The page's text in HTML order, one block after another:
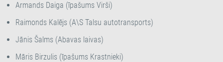
Armands Daiga (īpašums Virši)
Raimonds Kalējs (A\S Talsu autotransports)
Jānis Šalms (Abavas laivas)
Māris Birzulis (īpašums Krastnieki)